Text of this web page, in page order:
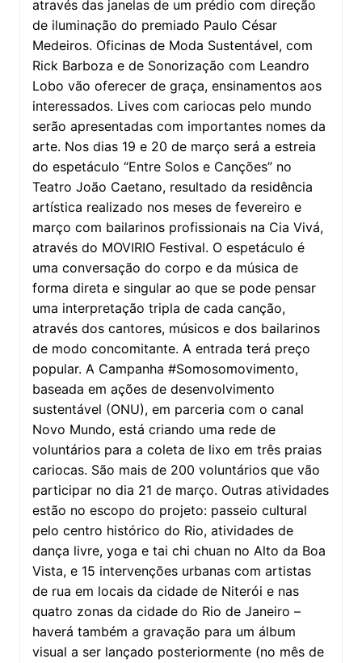
através das janelas de um prédio com direção
de iluminação do premiado Paulo César
Medeiros. Oficinas de Moda Sustentável, com
Rick Barboza e de Sonorização com Leandro
Lobo vão oferecer de graça, ensinamentos aos
interessados. Lives com cariocas pelo mundo
serão apresentadas com importantes nomes da
arte. Nos dias 19 e 20 de março será a estreia
do espetáculo “Entre Solos e Canções” no
Teatro João Caetano, resultado da residência
artística realizado nos meses de fevereiro e
março com bailarinos profissionais na Cia Vivá,
através do MOVIRIO Festival. O espetáculo é
uma conversação do corpo e da música de
forma direta e singular ao que se pode pensar
uma interpretação tripla de cada canção,
através dos cantores, músicos e dos bailarinos
de modo concomitante. A entrada terá preço
popular. A Campanha #Somosomovimento,
baseada em ações de desenvolvimento
sustentável (ONU), em parceria com o canal
Novo Mundo, está criando uma rede de
voluntários para a coleta de lixo em três praias
cariocas. São mais de 200 voluntários que vão
participar no dia 21 de março. Outras atividades
estão no escopo do projeto: passeio cultural
pelo centro histórico do Rio, atividades de
dança livre, yoga e tai chi chuan no Alto da Boa
Vista, e 15 intervenções urbanas com artistas
de rua em locais da cidade de Niterói e nas
quatro zonas da cidade do Rio de Janeiro –
haverá também a gravação para um álbum
visual a ser lançado posteriormente (no mês de